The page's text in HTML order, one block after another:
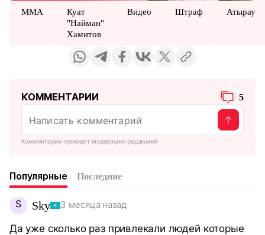
MMA
Куат
"Найман"
Хамитов
Видео Штраф Атырау
КОММЕНТАРИИ 5
Комментарии проходят модерацию редакцией
Популярные Последние
S Sky 3 месяца назад
Да уже сколько раз привлекали людей которые